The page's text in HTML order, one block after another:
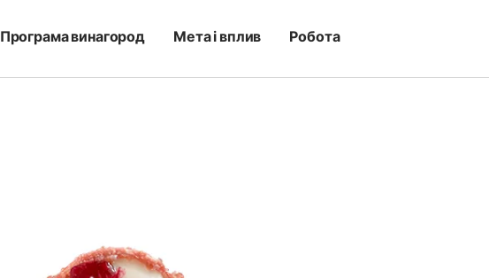
Програма винагород Мета і вплив Робота